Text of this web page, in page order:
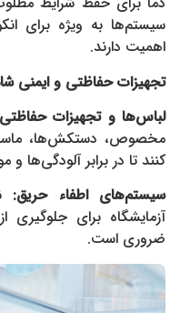
سیستم‌ها به ویژه برای
اهمیت دارند.
تجهیزات حفاظتی و ایمنی
لباس‌ها و تجهیزات
مخصوص، دستکش‌ها،
کنند تا در برابر
سیستم‌های اطفاء حریق:
آزمایشگاه برای
ضروری است.